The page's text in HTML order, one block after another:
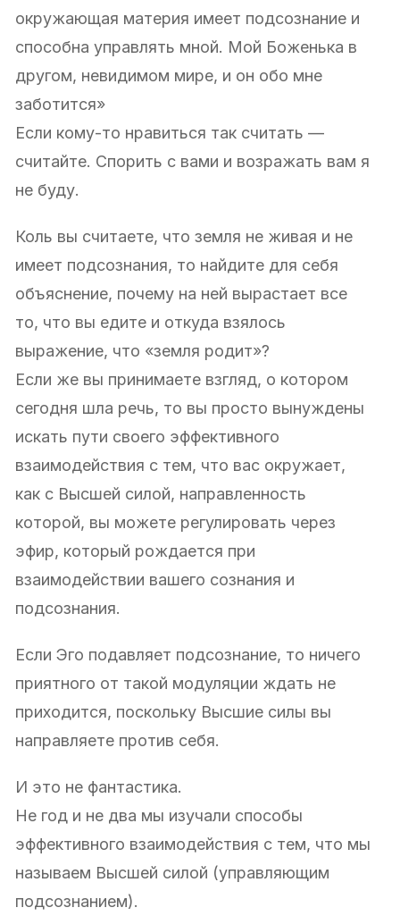
окружающая материя имеет подсознание и
способна управлять мной. Мой Боженька в
другом, невидимом мире, и он обо мне
заботится»
Если кому-то нравиться так считать —
считайте. Спорить c вами и возражать вам я
не буду.
Коль вы считаете, что земля не живая и не
имеет подсознания, то найдите для себя
объяснение, почему на ней вырастает все
то, что вы едите и откуда взялось
выражение, что «земля родит»?
Если же вы принимаете взгляд, о котором
сегодня шла речь, то вы просто вынуждены
искать пути своего эффективного
взаимодействия с тем, что вас окружает,
как с Высшей силой, направленность
которой, вы можете регулировать через
эфир, который рождается при
взаимодействии вашего сознания и
подсознания.
Если Эго подавляет подсознание, то ничего
приятного от такой модуляции ждать не
приходится, поскольку Высшие силы вы
направляете против себя.
И это не фантастика.
Не год и не два мы изучали способы
эффективного взаимодействия с тем, что мы
называем Высшей силой (управляющим
подсознанием).